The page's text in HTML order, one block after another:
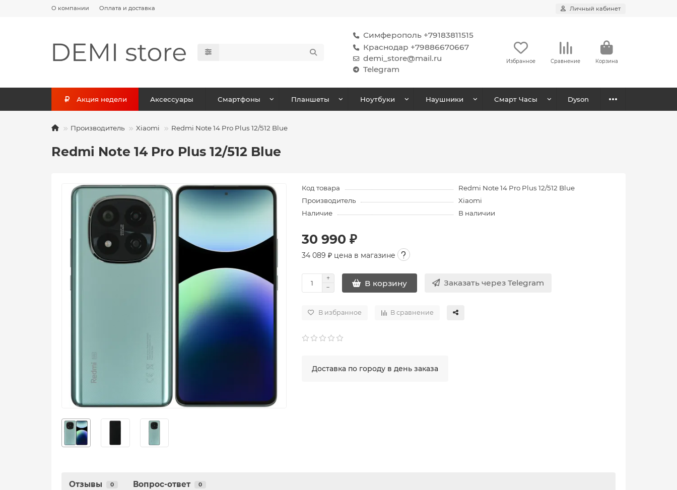
О компании Оплата и доставка Личный кабинет
Симферополь +79183811515
Краснодар +79886670667
demi_store@mail.ru
Telegram
Избранное Сравнение Корзина
Акция недели Аксессуары Смартфоны Планшеты Ноутбуки Наушники Смарт Часы Dyson
Производитель Xiaomi Redmi Note 14 Pro Plus 12/512 Blue
Redmi Note 14 Pro Plus 12/512 Blue
Код товара
Redmi Note 14 Pro Plus 12/512 Blue
Производитель
Xiaomi
Наличие
В наличии
30 990 ₽
34 089 ₽ цена в магазине
В корзину Заказать через Telegram
В избранное В сравнение
Доставка по городу в день заказа
Отзывы 0 Вопрос-ответ 0